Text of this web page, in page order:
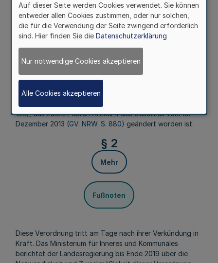
Die Mitglieder der Kommission und ihre Vertreterinnen und
Vertreter erhalten zur Abgeltung ihrer Aufwendungen je
Sitzung und je weiterem Termin, den sie in ihrer Funktion
als Kommissionsmitglied wahrnehmen,
Höhe von 140 Euro,
2. Ersatz der Reisekosten (Fahrkosten) nach den
Vorschriften des Ausschussmitglieder-
193), das zuletzt durch Artikel 4 des Gesetzes vom 19.
Dezember 2013 (GV. NRW. S. 880) geändert worden ist.
§ 2
Mehr
Fußnoten
Diese Verordnung tritt am Tage nach ihrer Verkündung in
Kraft. Das Ministerium für Inneres und Kommunales
berichtet der Landesregierung bis Ende 2019 über die
Auf dieser Seite werden Cookies verwendet. Sie können
entweder allen Cookies zustimmen, oder nur solchen,
die für die Verwendung der Seite zwingend erforderlich
sind. Hier finden Sie die Datenschutzerklärung
Nur notwendige Cookies akzeptieren
Alle Cookies akzeptieren